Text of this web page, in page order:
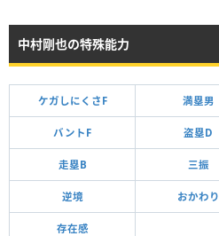
中村剛也の特殊能力
ケガしにくさF 満塁男
バントF 盗塁D
走塁B 三振
逆境 おかわり
存在感